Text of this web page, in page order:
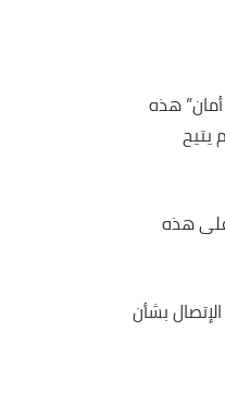
هذه
يتيح
هذه
بشأن